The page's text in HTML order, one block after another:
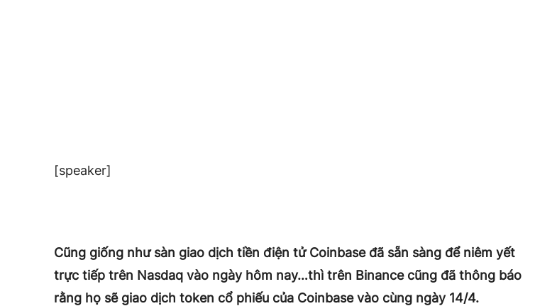
[speaker]
Cũng giống như sàn giao dịch tiền điện tử Coinbase đã sẵn sàng để niêm yết
trực tiếp trên Nasdaq vào ngày hôm nay…thì trên Binance cũng đã thông báo
rằng họ sẽ giao dịch token cổ phiếu của Coinbase vào cùng ngày 14/4.